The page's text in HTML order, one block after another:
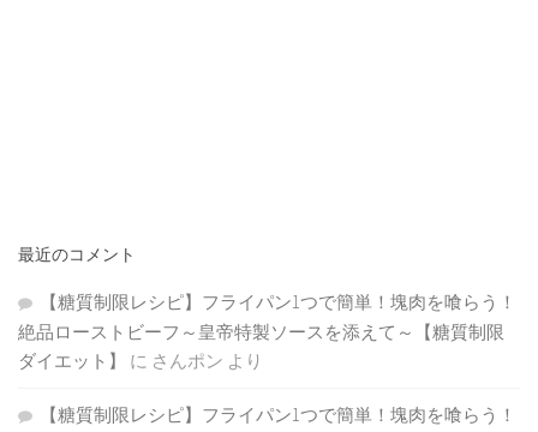
最近のコメント
【糖質制限レシピ】フライパン1つで簡単！塊肉を喰らう！
絶品ローストビーフ～皇帝特製ソースを添えて～【糖質制限
ダイエット】
に さんポン より
【糖質制限レシピ】フライパン1つで簡単！塊肉を喰らう！